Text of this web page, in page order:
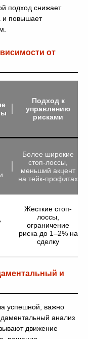
подход снижает
и повышает
от
Подход к
управлению
рисками
Более широкие
стоп-лоссы,
меньший акцент
на тейк-профитах
Жесткие стоп-
лоссы,
ограничение
риска до 1–2% на
сделку
и
успешной, важно
анализ
движение